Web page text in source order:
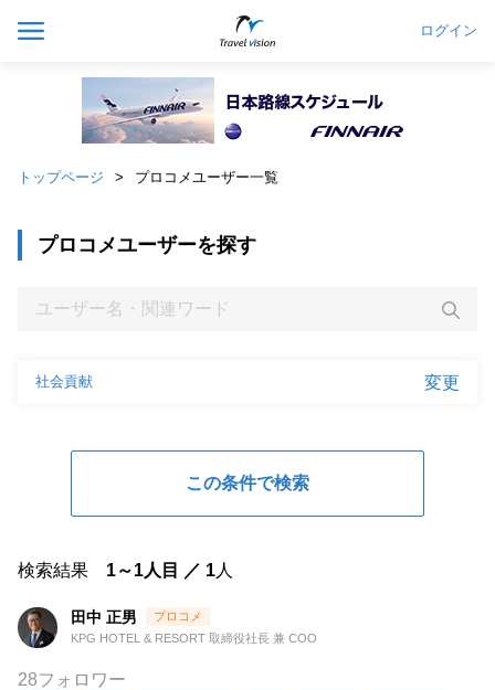
ログイン
トップページ プロコメユーザー一覧
プロコメユーザーを探す
検索結果 1～1人目 ／ 1人
田中 正男
KPG HOTEL & RESORT 取締役社長 兼 COO
28フォロワー